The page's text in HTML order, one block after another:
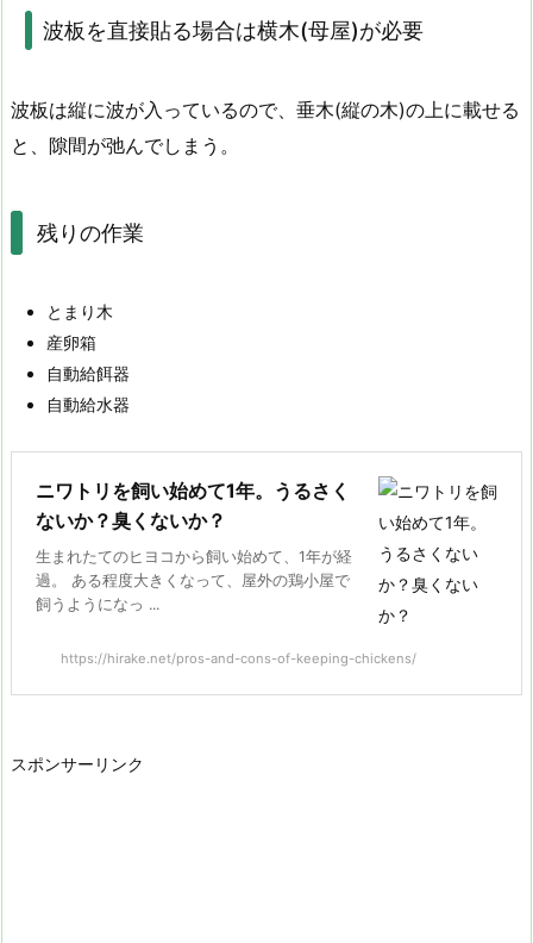
波板を直接貼る場合は横木(母屋)が必要
波板は縦に波が入っているので、垂木(縦の木)の上に載せる
と、隙間が弛んでしまう。
残りの作業
とまり木
産卵箱
自動給餌器
自動給水器
ニワトリを飼い始めて1年。うるさく
ないか？臭くないか？
生まれたてのヒヨコから飼い始めて、1年が経
過。 ある程度大きくなって、屋外の鶏小屋で
飼うようになっ ...
https://hirake.net/pros-and-cons-of-keeping-chickens/
スポンサーリンク